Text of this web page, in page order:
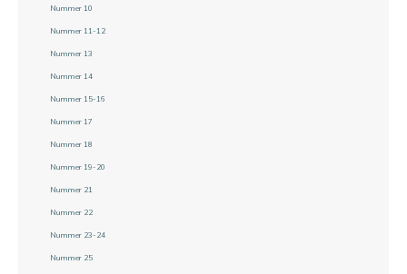
Nummer 10
Nummer 11-12
Nummer 13
Nummer 14
Nummer 15-16
Nummer 17
Nummer 18
Nummer 19-20
Nummer 21
Nummer 22
Nummer 23-24
Nummer 25